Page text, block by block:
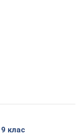
клас